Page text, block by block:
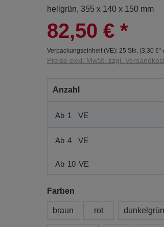
hellgrün, 355 x 140 x 150 mm
82,50 € *
Verpackungseinheit (VE): 25 Stk. (3,30 €*
Preise exkl. MwSt. zzgl.
Anzahl
Ab 1 VE
Ab 4 VE
Ab 10 VE
Farben
braun rot dunkelgrün